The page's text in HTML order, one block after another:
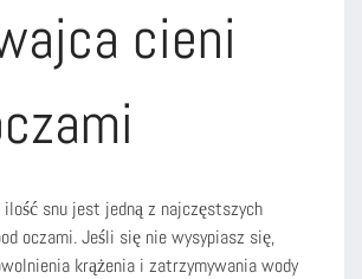
cieni
snu jest jedną z najczęstszych
oczami. Jeśli się nie wysypiasz się,
krążenia i zatrzymywania wody